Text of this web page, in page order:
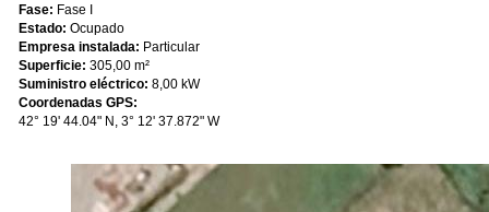
Fase: Fase I
Estado: Ocupado
Empresa instalada: Particular
Superficie: 305,00 m²
Suministro eléctrico: 8,00 kW
Coordenadas GPS:
42° 19' 44.04" N, 3° 12' 37.872" W